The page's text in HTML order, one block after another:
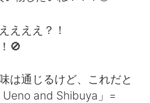
العربية
えええ？！
🚫
は通じるけど、これだと
Ueno and Shibuya」=